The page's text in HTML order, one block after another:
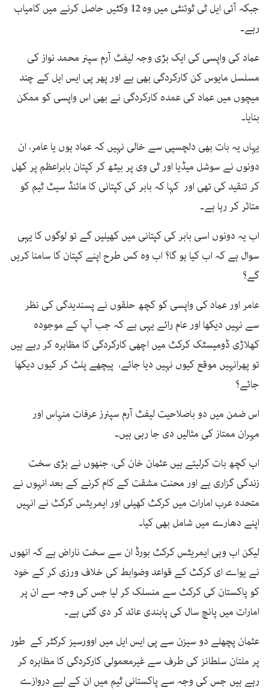
جبکہ آئی ایل ٹی ٹوئنٹی میں وہ 12 وکٹیں حاصل کرنے میں کامیاب
رہے۔
عماد کی واپسی کی ایک بڑی وجہ لیفٹ آرم سپنر محمد نواز کی
مسلسل مایوس کن کارکردگی بھی ہے اور پھر پی ایس ایل کے چند
میچوں میں عماد کی عمدہ کارکردگی نے بھی اس واپسی کو ممکن
بنایا۔
یہاں یہ بات بھی دلچسپی سے خالی نہیں کہ عماد ہوں یا عامر، ان
دونوں نے سوشل میڈیا اور ٹی وی پر بیٹھ کر کپتان بابراعظم پر کھل
کر تنقید کی تھی اور کہا کہ بابر کی کپتانی کا مائنڈ سیٹ ٹیم کو
متاثر کر رہا ہے۔
اب یہ دونوں اسی بابر کی کپتانی میں کھیلیں گے تو لوگوں کا یہی
سوال ہے کہ اب کیا ہو گا؟ اب وہ کس طرح اپنے کپتان کا سامنا کریں
گے؟
عامر اور عماد کی واپسی کو کچھ حلقوں نے پسندیدگی کی نظر
سے نہیں دیکھا اور عام رائے یہی ہے کہ جب آپ کے موجودہ
کھلاڑی ڈومیسٹک کرکٹ میں اچھی کارکردگی کا مظاہرہ کر رہے ہیں
تو پھرانہیں موقع کیوں نہیں دیا جائے، پیچھے پلٹ کر کیوں دیکھا
جائے؟
اس ضمن میں دو باصلاحیت لیفٹ آرم سپنرز عرفات منہاس اور
مہران ممتاز کی مثالیں دی جا رہی ہیں۔
اب کچھ بات کرلیتے ہیں عثمان خان کی، جنھوں نے بڑی سخت
زندگی گزاری ہے اور محنت مشقت کے کام کرنے کے بعد انہوں نے
متحدہ عرب امارات میں کرکٹ کھیلی اور ایمریٹس کرکٹ نے انہیں
اپنے دھارے میں شامل بھی کیا۔
لیکن اب وہی ایمریٹس کرکٹ بورڈ ان سے سخت ناراض ہے کہ انھوں
نے یواے ای کرکٹ کے قواعد وضوابط کی خلاف ورزی کر کے خود
کو پاکستان کی کرکٹ سے منسلک کر لیا جس کی وجہ سے ان پر
امارات میں پانچ سال کی پابندی عائد کر دی گئی ہے۔
عثمان پچھلے دو سیزن سے پی ایس ایل میں اوورسیز کرکٹر کے طور
پر ملتان سلطانز کی طرف سے غیرمعمولی کارکردگی کا مظاہرہ کر
رہے ہیں جس کی وجہ سے پاکستانی ٹیم میں ان کے لیے دروازے